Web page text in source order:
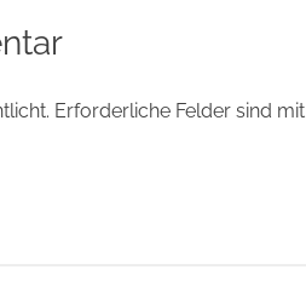
Erforderliche Felder sind mit